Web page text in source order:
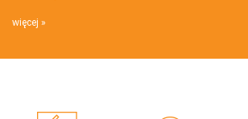
więcej